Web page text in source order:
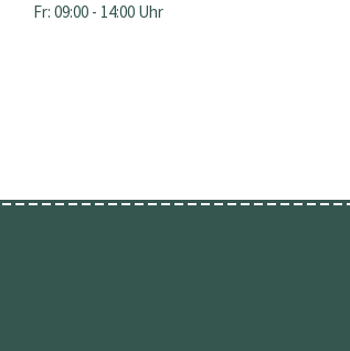
Fr: 09:00 - 14:00 Uhr